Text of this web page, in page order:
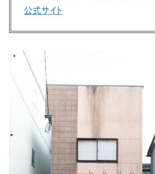
公式サイト